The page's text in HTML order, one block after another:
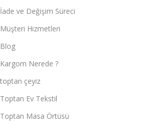
İade ve Değişim Süreci
Müşteri Hizmetleri
Blog
Kargom Nerede ?
toptan çeyiz
Toptan Ev Tekstil
Toptan Masa Örtüsü